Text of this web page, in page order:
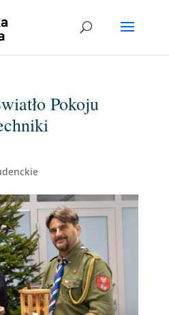
Pokoju